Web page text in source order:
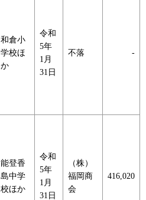
和倉小
学校ほ
か
令和
5年
1月
31日
不落 -
能登香
島中学
校ほか
令和
5年
1月
31日
（株）
福岡商
会
416,020